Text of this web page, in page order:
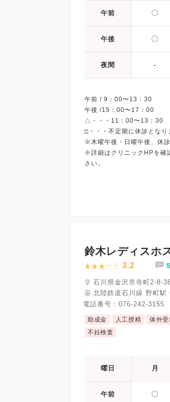
午前 〇
午後 〇
夜間 -
午前 / 9：00〜13：30
午後 /15：00〜17：00
△・・・11：00〜13：30
□・・・不定期に休診となり
※木曜午後・日曜午後、休診
※詳細はクリニックHPを確
鈴木レディスホ
3.2
石川県金沢市寺町2-8-
北陸鉄道石川線 野町駅
電話番号： 076-242-3155
助成金 人工授精 体外受
不妊検査
曜日 月
午前 〇